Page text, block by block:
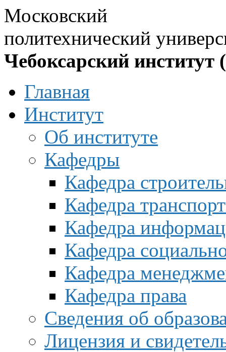
Московский
политехнический
Чебоксарский институт
Главная
Институт
Об институте
Кафедры
Кафедра
Кафедра
Кафедра
Кафедра
Кафедра
Кафедра права
Сведения об
Лицензия и